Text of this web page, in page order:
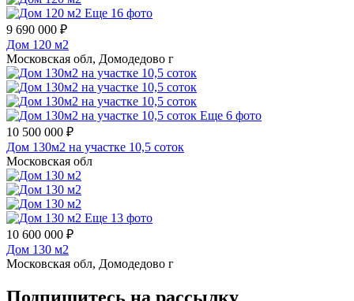
Еще 16 фото
9 690 000 ₽
Дом 120 м2
Московская обл, Домодедово г
Еще 6 фото
10 500 000 ₽
Дом 130м2 на участке 10,5 соток
Московская обл
Еще 13 фото
10 600 000 ₽
Дом 130 м2
Московская обл, Домодедово г
Подпишитесь на рассылку